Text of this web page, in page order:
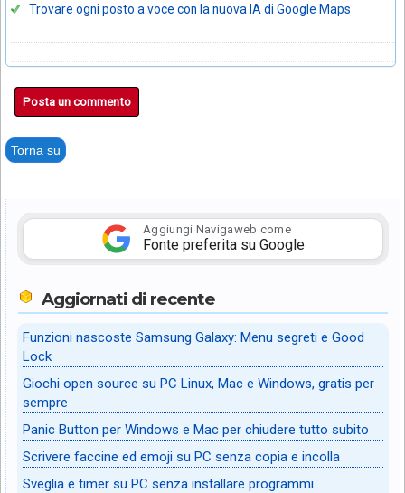
Trovare ogni posto a voce con la nuova IA di Google Maps
Posta un commento
Torna su
Aggiungi Navigaweb come
Fonte preferita su Google
Aggiornati di recente
Funzioni nascoste Samsung Galaxy: Menu segreti e Good
Lock
Giochi open source su PC Linux, Mac e Windows, gratis per
sempre
Panic Button per Windows e Mac per chiudere tutto subito
Scrivere faccine ed emoji su PC senza copia e incolla
Sveglia e timer su PC senza installare programmi